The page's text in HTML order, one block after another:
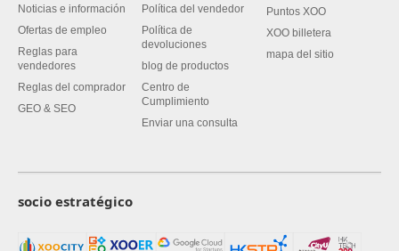
Noticias e información
Ofertas de empleo
Reglas para
vendedores
Reglas del comprador
GEO & SEO
Política del vendedor
Política de
devoluciones
blog de productos
Centro de
Cumplimiento
Enviar una consulta
Puntos XOO
XOO billetera
mapa del sitio
socio estratégico